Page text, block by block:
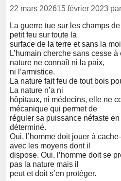
22 mars 202615 février 2023 par
La guerre tue sur les champs
petit feu sur toute la
surface de la terre et sans la
L’humain cherche sans cesse
nature ne connaît ni la paix,
ni l’armistice.
La nature fait feu de tout bois
La nature n’a ni
hôpitaux, ni médecins, elle ne
mécanique qui permet de
réguler sa puissance néfaste
déterminé.
Oui, l’homme doit jouer à
avec les moyens dont il
dispose. Oui, l’homme doit se
pas la nature mais il
peut et doit s’en protéger.